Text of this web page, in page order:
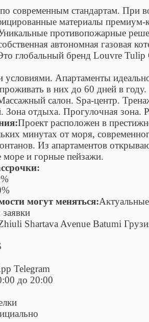
современным стандартам. При
материалы премиум-
противопожарные
автономная газовая
глобальный бренд Louvre Tulip
условиями. Апартаменты
в них до 60 дней в году.
салон. Spa-центр.
Зона отдыха. Прогулочная
Проект расположен в
минутах от моря,
Из апартаментов
и горные пейзажи.
могут меняться:
Shartava Avenue Batumi
Telegram
до 20:00